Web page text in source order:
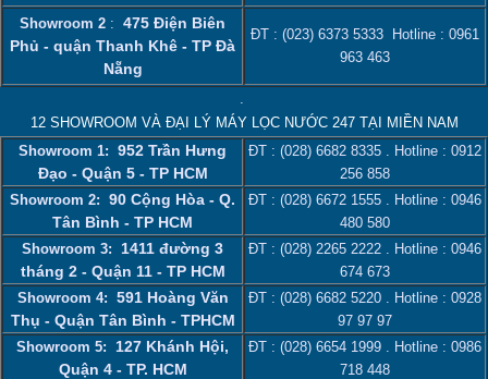
Showroom 2 : 475 Điện Biên
Phủ - quận Thanh Khê - TP Đà
Nẵng
ĐT : (023) 6373 5333 Hotline : 0961
963 463
12 SHOWROOM VÀ ĐẠI LÝ MÁY LỌC NƯỚC 247 TẠI MIỀN NAM
Showroom 1: 952 Trần Hưng
Đạo - Quận 5 - TP HCM
ĐT : (028) 6682 8335 . Hotline : 0912
256 858
Showroom 2: 90 Cộng Hòa - Q.
Tân Bình - TP HCM
ĐT : (028) 6672 1555 . Hotline : 0946
480 580
Showroom 3: 1411 đường 3
tháng 2 - Quận 11 - TP HCM
ĐT : (028) 2265 2222 . Hotline : 0946
674 673
Showroom 4: 591 Hoàng Văn
Thụ - Quận Tân Bình - TPHCM
ĐT : (028) 6682 5220 . Hotline : 0928
97 97 97
Showroom 5: 127 Khánh Hội,
Quận 4 - TP. HCM
ĐT : (028) 6654 1999 . Hotline : 0986
718 448